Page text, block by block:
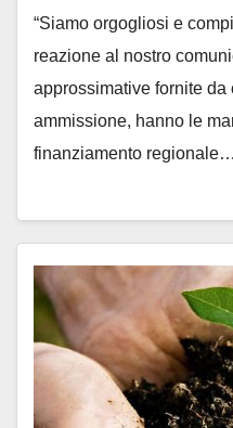
“Siamo orgogliosi e
reazione al nostro
approssimative fornite da
ammissione, hanno le
finanziamento regionale…